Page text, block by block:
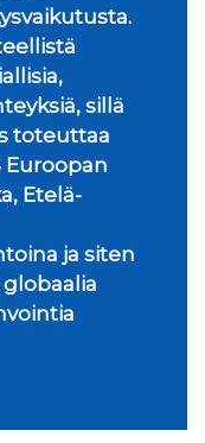
sillä
toteuttaa
Euroopan
Etelä-
ja siten